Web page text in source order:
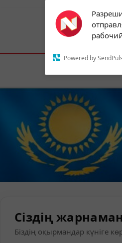
Powered by
Subscribe to our
notifications!
To enable
the notification icon
Астана:
Сіздің
Біздің оқырмандар күніге